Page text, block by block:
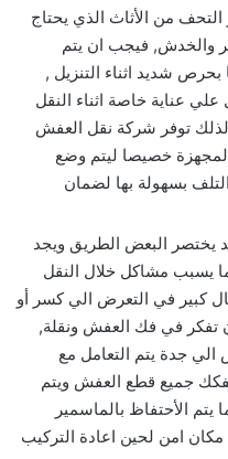
من الأثاث الذي يحتاج
والخدش, فيجب ان يتم
شديد اثناء التنزيل ,
عناية خاصة اثناء النقل
توفر شركة نقل العفش
خصيصا ليتم وضع
بسهولة بها لضمان
يختصر البعض الطريق ويجد
يسبب مشاكل خلال النقل
كبير في التعرض الي كسر أو
تفكر في فك العفش ونقلة,
جدة يتم التعامل مع
جميع قطع العفش ويتم
الأحتفاظ بالماسمير
امن لحين اعادة التركيب